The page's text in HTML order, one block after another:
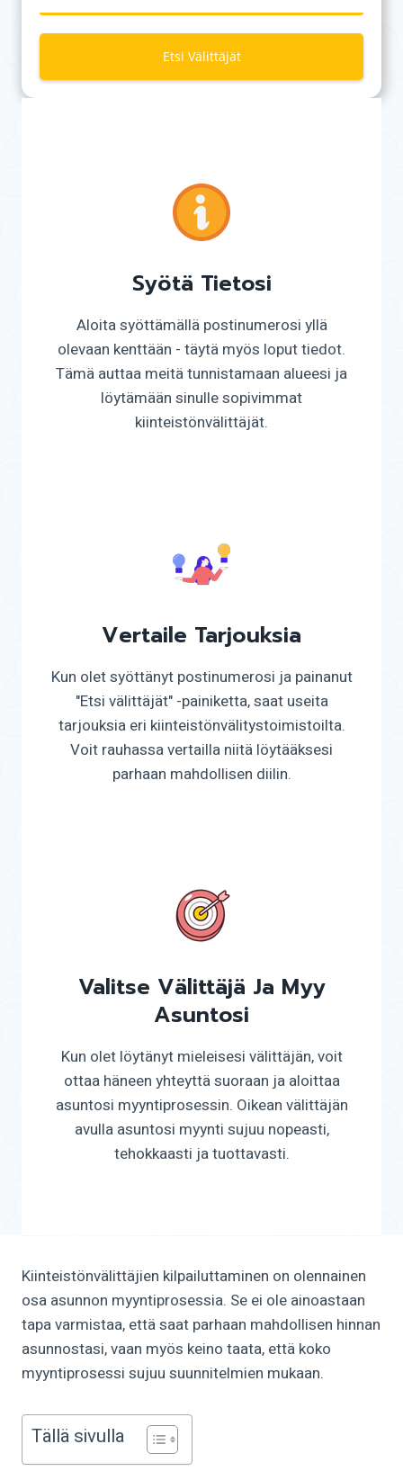
Etsi Välittäjät
Syötä Tietosi
Aloita syöttämällä postinumerosi yllä
olevaan kenttään - täytä myös loput tiedot.
Tämä auttaa meitä tunnistamaan alueesi ja
löytämään sinulle sopivimmat
kiinteistönvälittäjät.
Vertaile Tarjouksia
Kun olet syöttänyt postinumerosi ja painanut
"Etsi välittäjät" -painiketta, saat useita
tarjouksia eri kiinteistönvälitystoimistoilta.
Voit rauhassa vertailla niitä löytääksesi
parhaan mahdollisen diilin.
Valitse Välittäjä Ja Myy
Asuntosi
Kun olet löytänyt mieleisesi välittäjän, voit
ottaa häneen yhteyttä suoraan ja aloittaa
asuntosi myyntiprosessin. Oikean välittäjän
avulla asuntosi myynti sujuu nopeasti,
tehokkaasti ja tuottavasti.
Kiinteistönvälittäjien kilpailuttaminen on olennainen
osa asunnon myyntiprosessia. Se ei ole ainoastaan
tapa varmistaa, että saat parhaan mahdollisen hinnan
asunnostasi, vaan myös keino taata, että koko
myyntiprosessi sujuu suunnitelmien mukaan.
Tällä sivulla